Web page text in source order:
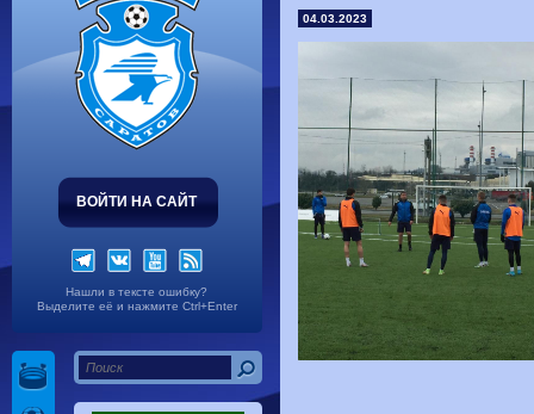
ВОЙТИ НА САЙТ
Нашли в тексте ошибку?
Выделите её и нажмите Ctrl+Enter
04.03.2023